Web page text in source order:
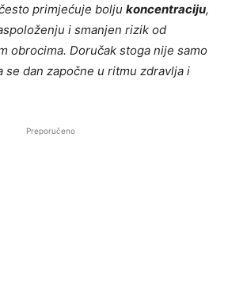
primjećuje bolju koncentraciju,
i smanjen rizik od
obrocima. Doručak stoga nije samo
se dan započne u ritmu zdravlja i
Preporučeno